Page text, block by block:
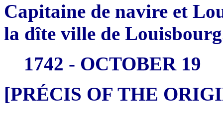
Capitaine de navire et
la dîte ville de
1742 - OCTOBER 19
[PRÉCIS OF THE